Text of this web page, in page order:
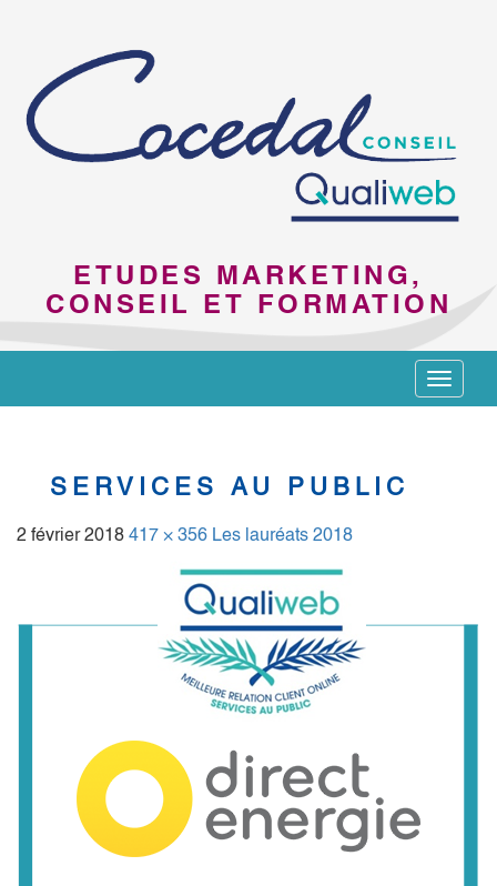
ETUDES MARKETING,
CONSEIL ET FORMATION
Toggle
SERVICES AU PUBLIC
2 février 2018 417 × 356 Les lauréats 2018